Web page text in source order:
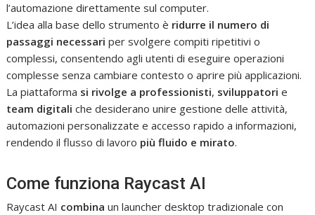
l’automazione direttamente sul computer.
L’idea alla base dello strumento è ridurre il numero di
passaggi necessari per svolgere compiti ripetitivi o
complessi, consentendo agli utenti di eseguire operazioni
complesse senza cambiare contesto o aprire più applicazioni.
La piattaforma si rivolge a professionisti, sviluppatori e
team digitali che desiderano unire gestione delle attività,
automazioni personalizzate e accesso rapido a informazioni,
rendendo il flusso di lavoro più fluido e mirato.
Come funziona Raycast AI
Raycast AI combina un launcher desktop tradizionale con